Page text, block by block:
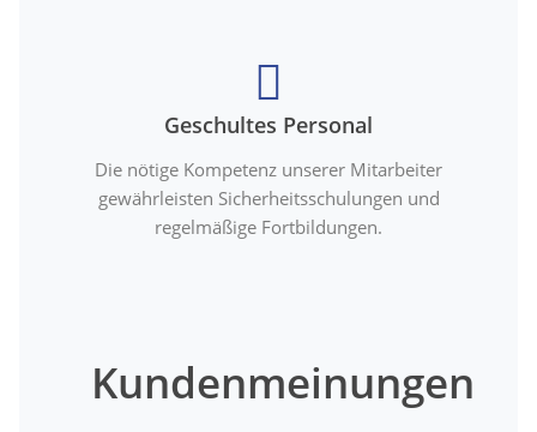
Geschultes Personal
Die nötige Kompetenz unserer Mitarbeiter
gewährleisten Sicherheitsschulungen und
regelmäßige Fortbildungen.
Kundenmeinungen